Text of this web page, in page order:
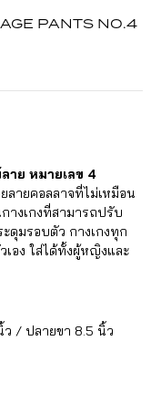
PANTS NO.4
าย หมายเลข 4
ลายคอลลาจที่ไม่เหมือน
างเกงที่สามารถปรับ
ดุมรอบตัว กางเกงทุก
เอง ใส่ได้ทั้งผู้หญิงและ
/ ปลายขา 8.5 นิ้ว